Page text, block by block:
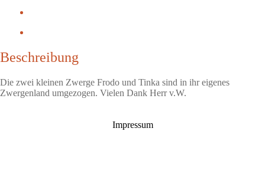
Beschreibung
Die zwei kleinen Zwerge Frodo und Tinka sind in ihr eigenes
Zwergenland umgezogen. Vielen Dank Herr v.W.
Impressum